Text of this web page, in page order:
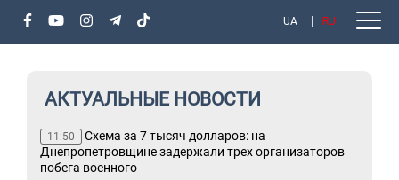
UA RU
АКТУАЛЬНЫЕ НОВОСТИ
11:50
Схема за 7 тысяч долларов: на
Днепропетровщине задержали трех организаторов
побега военного